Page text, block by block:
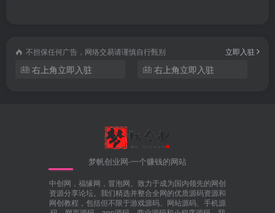
不担保任何广告，网络交易请谨慎自行甄别 立即入驻
右上角立即入驻 右上角立即入驻
梦帆创业网-一个赚钱的网站
中创网，福缘网，冒泡网。致力于成为国内领先的网创
资源分享论坛。我们精选并整合全网的优质源码资源和
网创教程，包括但不限于游戏源码、网站源码、手机源